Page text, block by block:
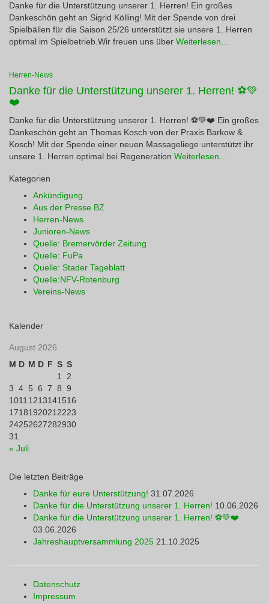
Danke für die Unterstützung unserer 1. Herren! Ein großes
Dankeschön geht an Sigrid Kölling! Mit der Spende von drei
Spielbällen für die Saison 25/26 unterstützt sie unsere 1. Herren
optimal im Spielbetrieb.Wir freuen uns über Weiterlesen…
Herren-News
Danke für die Unterstützung unserer 1. Herren! ⚽💚
❤️
Danke für die Unterstützung unserer 1. Herren! ⚽💚❤️ Ein großes
Dankeschön geht an Thomas Kosch von der Praxis Barkow &
Kosch! Mit der Spende einer neuen Massageliege unterstützt ihr
unsere 1. Herren optimal bei Regeneration Weiterlesen…
Kategorien
Ankündigung
Aus der Presse BZ
Herren-News
Junioren-News
Quelle: Bremervörder Zeitung
Quelle: FuPa
Quelle: Stader Tageblatt
Quelle:NFV-Rotenburg
Vereins-News
Kalender
August 2026
M D M D F S S
1
2
3 4 5 6 7 8 9
1011 1213141516
1718192021 2223
24252627282930
31
« Juli
Die letzten Beiträge
Danke für eure Unterstützung! 31.07.2026
Danke für die Unterstützung unserer 1. Herren! 10.06.2026
Danke für die Unterstützung unserer 1. Herren! ⚽💚❤️
03.06.2026
Jahreshauptversammlung 2025 21.10.2025
Datenschutz
Impressum